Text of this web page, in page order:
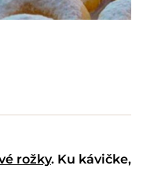
rožky. Ku kávičke,